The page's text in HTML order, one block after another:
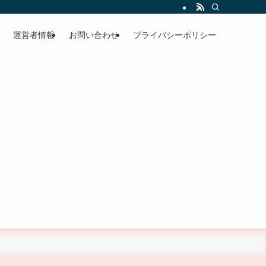
運営者情報 お問い合わせ プライバシーポリシー